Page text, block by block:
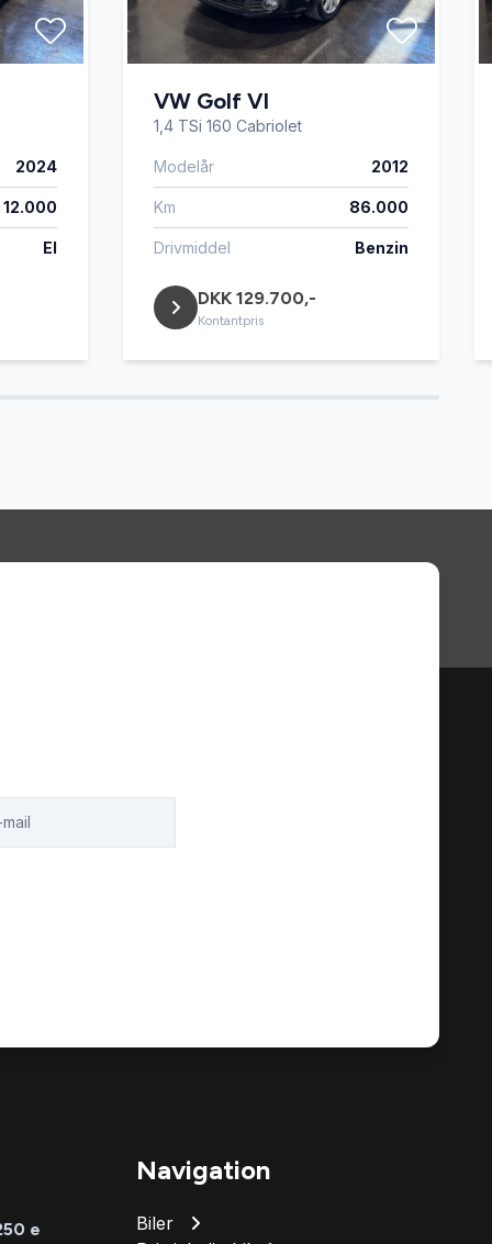
2024
12.000
El
VW Golf VI
1,4 TSi 160 Cabriolet
Modelår 2012
Km 86.000
Drivmiddel Benzin
DKK 129.700,-
Kontantpris
e
Navigation
Biler